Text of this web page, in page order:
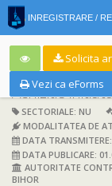
INREGISTRARE /
Solicita
Vezi ca eForms
Achizitie
SECTORIALE: NU
MODALITATEA DE
DATA
DATA PUBLICARE:
AUTORITATE
BIHORDETALII